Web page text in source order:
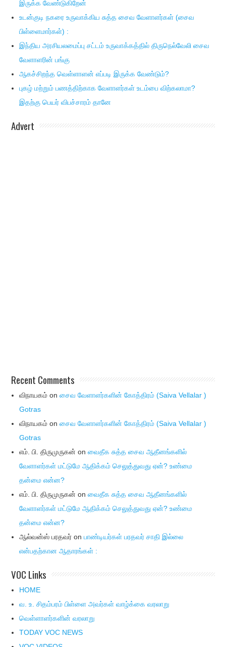
இருக்க வேண்டுகிறேன்
உடன்குடி நகரை உருவாக்கிய சுத்த சைவ வேளாளர்கள் (சைவ
பிள்ளைமார்கள்) :
இந்திய அரசியலமைப்பு சட்டம் உருவாக்கத்தில் திருநெல்வேலி சைவ
வேளாளரின் பங்கு
ஆகச்சிறந்த வெள்ளாளன் எப்படி இருக்க வேண்டும்?
புகழ் மற்றும் பணத்திற்காக வேளாளர்கள் உடம்பை விற்கலாமா?
இதற்கு பெயர் விபச்சாரம் தானே
Advert
Recent Comments
விநாயகம் onசைவ வேளாளர்களின் கோத்திரம் (Saiva Vellalar )
Gotras
விநாயகம் onசைவ வேளாளர்களின் கோத்திரம் (Saiva Vellalar )
Gotras
எம். பி. திருமுருகன் onவைதீக சுத்த சைவ ஆதீனங்களில்
வேளாளர்கள் மட்டுமே ஆதிக்கம் செலுத்துவது ஏன்? உண்மை
தன்மை என்ன?
எம். பி. திருமுருகன் onவைதீக சுத்த சைவ ஆதீனங்களில்
வேளாளர்கள் மட்டுமே ஆதிக்கம் செலுத்துவது ஏன்? உண்மை
தன்மை என்ன?
ஆல்வன்ஸ் பரதவர் onபாண்டியர்கள் பரதவர் சாதி இல்லை
என்பதற்கான ஆதாரங்கள் :
VOC Links
HOME
வ. உ. சிதம்பரம் பிள்ளை அவர்கள் வாழ்க்கை வரலாறு
வெள்ளாளர்களின் வரலாறு
TODAY VOC NEWS